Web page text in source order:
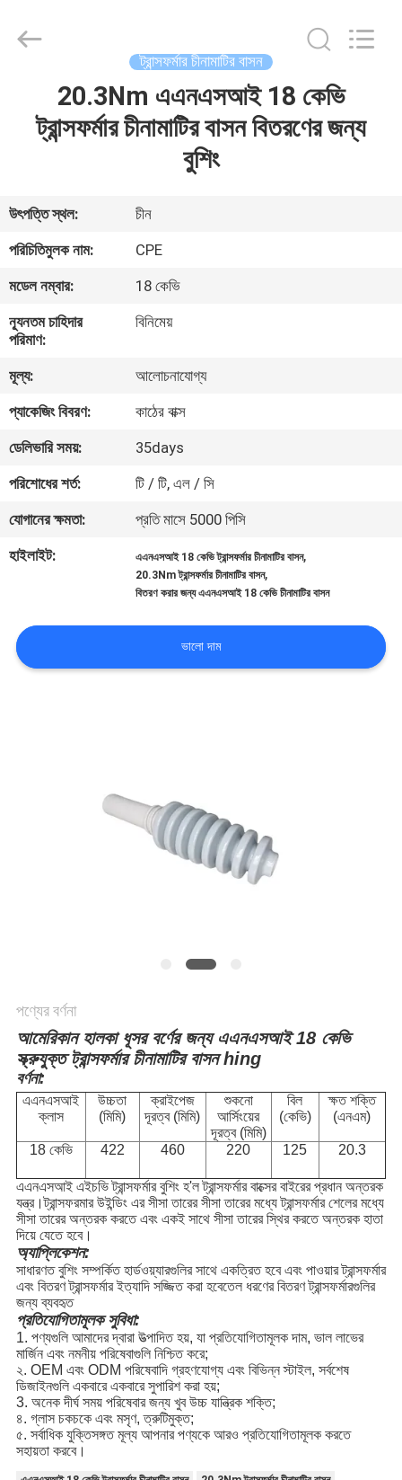
আমাদের
সম্পর্কে
কারখানা
ভ্রমণ
মান
নিয়ন্ত্রণ
যোগাযোগ
করুন
খবর
সাইট
ম্যাপ
Power
Electric
ট্রান্সফর্মার চীনামাটির বাসন
20.3Nm এএনএসআই 18 কেভি
ট্রান্সফর্মার চীনামাটির বাসন বিতরণের জন্য
বুশিং
উৎপত্তি স্থল:
চীন
পরিচিতিমুলক নাম:
CPE
মডেল নম্বার:
18 কেভি
ন্যূনতম চাহিদার
পরিমাণ:
বিনিমেয়
মূল্য:
আলোচনাযোগ্য
প্যাকেজিং বিবরণ:
কাঠের বাক্স
ডেলিভারি সময়:
35days
পরিশোধের শর্ত:
টি / টি, এল / সি
যোগানের ক্ষমতা:
প্রতি মাসে 5000 পিসি
হাইলাইট:
এএনএসআই 18 কেভি ট্রান্সফর্মার চীনামাটির বাসন,
20.3Nm ট্রান্সফর্মার চীনামাটির বাসন,
বিতরণ করার জন্য এএনএসআই 18 কেভি চীনামাটির বাসন
ভালো দাম
পণ্যের বর্ণনা
আমেরিকান হালকা ধূসর বর্ণের জন্য এএনএসআই 18 কেভি
স্ক্রুযুক্ত ট্রান্সফর্মার চীনামাটির বাসন hing
বর্ণনা:
এএনএসআই
ক্লাস
উচ্চতা
(মিমি)
ক্রাইপেজ
দূরত্ব (মিমি)
শুকনো
আর্সিংয়ের
দূরত্ব (মিমি)
বিল
(কেভি)
ক্ষত শক্তি
(এনএম)
18 কেভি 422 460 220 125 20.3
এএনএসআই এইচভি ট্রান্সফর্মার বুশিং হ'ল ট্রান্সফর্মার বাক্সের বাইরের প্রধান অন্তরক
যন্ত্র।ট্রান্সফরমার উইন্ডিং এর সীসা তারের সীসা তারের মধ্যে ট্রান্সফর্মার শেলের মধ্যে
সীসা তারের অন্তরক করতে এবং একই সাথে সীসা তারের স্থির করতে অন্তরক হাতা
দিয়ে যেতে হবে।
অ্যাপ্লিকেশন:
সাধারণত বুশিং সম্পর্কিত হার্ডওয়্যারগুলির সাথে একত্রিত হবে এবং পাওয়ার ট্রান্সফর্মার
এবং বিতরণ ট্রান্সফর্মার ইত্যাদি সজ্জিত করা হবেতেল ধরণের বিতরণ ট্রান্সফর্মারগুলির
জন্য ব্যবহৃত
প্রতিযোগিতামূলক সুবিধা:
1. পণ্যগুলি আমাদের দ্বারা উত্পাদিত হয়, যা প্রতিযোগিতামূলক দাম, ভাল লাভের
মার্জিন এবং নমনীয় পরিষেবাগুলি নিশ্চিত করে;
২. OEM এবং ODM পরিষেবাদি গ্রহণযোগ্য এবং বিভিন্ন স্টাইল, সর্বশেষ
ডিজাইনগুলি একবারে একবারে সুপারিশ করা হয়;
3. অনেক দীর্ঘ সময় পরিষেবার জন্য খুব উচ্চ যান্ত্রিক শক্তি;
৪. গ্লাস চকচকে এবং মসৃণ, ত্রুটিমুক্ত;
৫. সর্বাধিক যুক্তিসঙ্গত মূল্য আপনার পণ্যকে আরও প্রতিযোগিতামূলক করতে
সহায়তা করবে।